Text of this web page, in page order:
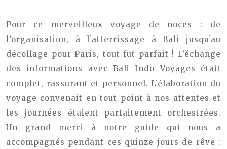
Pour ce merveilleux voyage de noces : de
l’organisation, à l’atterrissage à Bali jusqu’au
décollage pour Paris, tout fut parfait ! L’échange
des informations avec Bali Indo Voyages était
complet, rassurant et personnel. L’élaboration du
voyage convenait en tout point à nos attentes et
les journées étaient parfaitement orchestrées.
Un grand merci à notre guide qui nous a
accompagnés pendant ces quinze jours de rêve :